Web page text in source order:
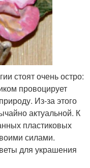
стоят очень остро:
провоцирует
Из-за этого
актуальной. К
пластиковых
силами.
для украшения